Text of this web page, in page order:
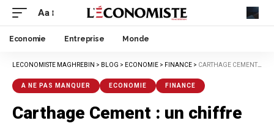
Aa
Economie Entreprise Monde
LECONOMISTE MAGHREBIN > BLOG > ECONOMIE > FINANCE > CARTHAGE CEMENT : UN CHIFFRE D’AFFAIRES DE 79,97 MDT
A NE PAS MANQUER ECONOMIE FINANCE
Carthage Cement : un chiffre